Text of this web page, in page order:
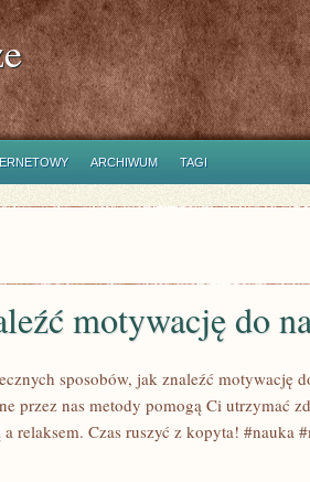
ARCHIWUM TAGI
motywację do
sposobów, jak znaleźć motywację
przez nas metody pomogą Ci utrzymać
relaksem. Czas ruszyć z kopyta! #nauka